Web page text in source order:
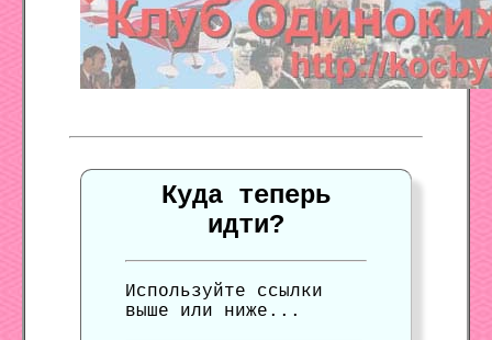
Куда теперь
идти?
Используйте ссылки
выше или ниже...